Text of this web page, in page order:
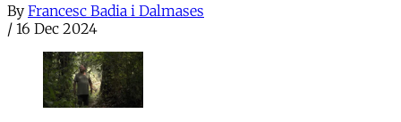
By Francesc Badia i Dalmases
/ 16 Dec 2024